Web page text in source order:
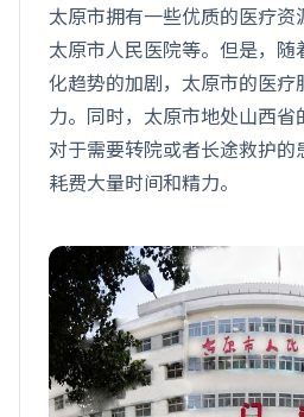
太原市拥有一些优质的医疗资
太原市人民医院等。但是，
化趋势的加剧，太原市的医疗
力。同时，太原市地处山西省
对于需要转院或者长途救护
耗费大量时间和精力。